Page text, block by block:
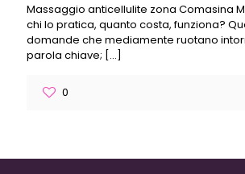
Massaggio anticellulite zona Comasina
chi lo pratica, quanto costa, funziona?
domande che mediamente ruotano
parola chiave; […]
0